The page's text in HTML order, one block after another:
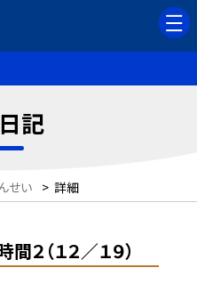
記
せい > 詳細
（１２／１９）